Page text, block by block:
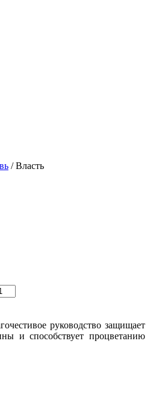
/ Власть
руководство защищает
и способствует процветанию